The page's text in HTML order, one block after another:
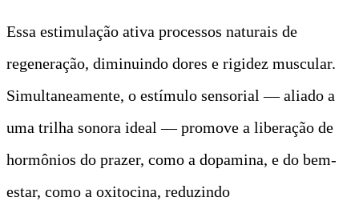
Essa estimulação ativa processos naturais de
regeneração, diminuindo dores e rigidez muscular.
Simultaneamente, o estímulo sensorial — aliado a
uma trilha sonora ideal — promove a liberação de
hormônios do prazer, como a dopamina, e do bem-
estar, como a oxitocina, reduzindo